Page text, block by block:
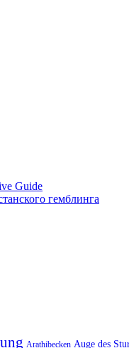
Guide
гемблинга
Arathibecken Auge des